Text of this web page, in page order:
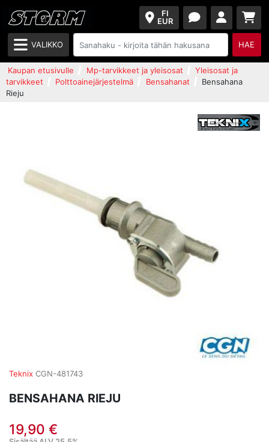
FI
EUR
VALIKKO HAE
Kaupan etusivulle Mp-tarvikkeet ja yleisosat
Yleisosat ja
tarvikkeet
Polttoainejärjestelmä Bensahanat
Bensahana
Rieju
Teknix CGN-481743
BENSAHANA RIEJU
19,90 €